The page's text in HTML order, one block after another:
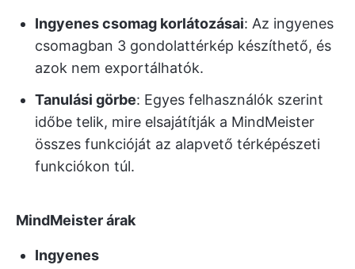
Ingyenes csomag korlátozásai: Az ingyenes
csomagban 3 gondolattérkép készíthető, és
azok nem exportálhatók.
Tanulási görbe: Egyes felhasználók szerint
időbe telik, mire elsajátítják a MindMeister
összes funkcióját az alapvető térképészeti
funkciókon túl.
MindMeister árak
Ingyenes